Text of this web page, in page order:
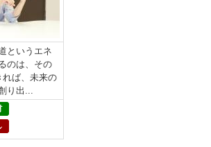
というエネ
のは、その
ば、未来の
り出...